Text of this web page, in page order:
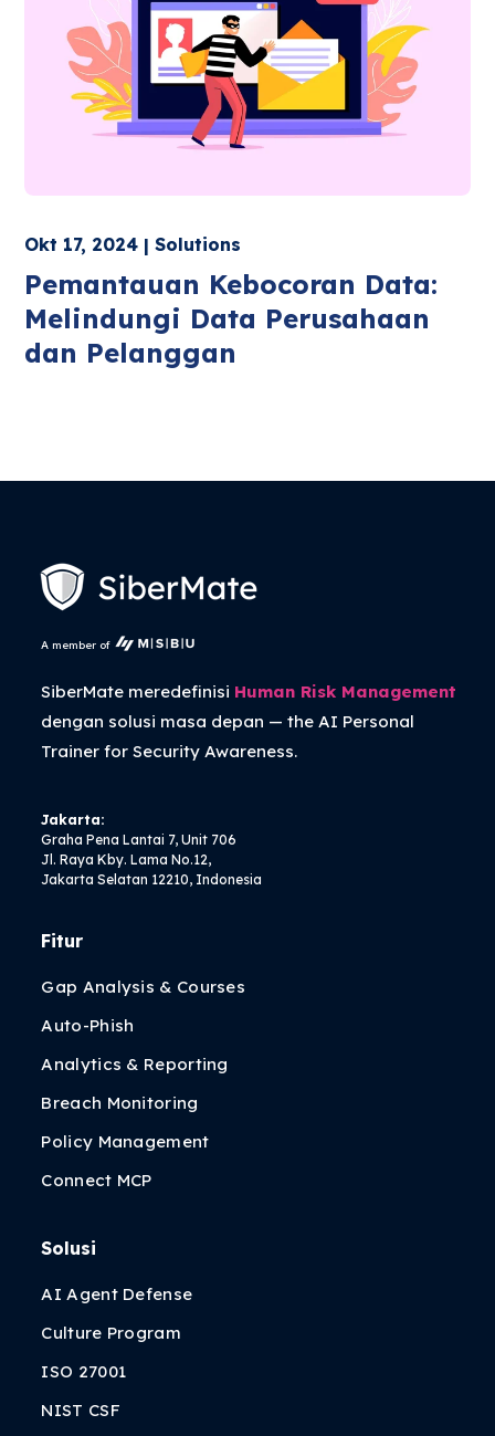
Okt 17, 2024 | Solutions
Pemantauan Kebocoran Data:
Melindungi Data Perusahaan
dan Pelanggan
A member of
SiberMate meredefinisi Human Risk Management
dengan solusi masa depan — theAI Personal
Trainerfor Security Awareness.
Jakarta:
Graha Pena Lantai 7, Unit 706
Jl. Raya Kby. Lama No.12,
Jakarta Selatan 12210, Indonesia
Fitur
Gap Analysis & Courses
Auto-Phish
Analytics & Reporting
Breach Monitoring
Policy Management
Connect MCP
Solusi
AI Agent Defense
Culture Program
ISO 27001
NIST CSF